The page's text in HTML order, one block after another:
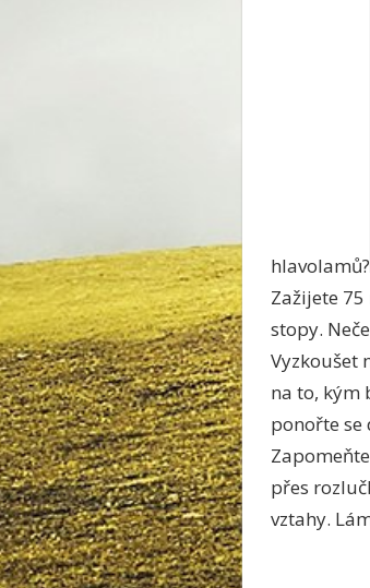
hlavolamů?
Zažijete
stopy.
Vyzkoušet
na to, kým
ponořte se
přes
vztahy.